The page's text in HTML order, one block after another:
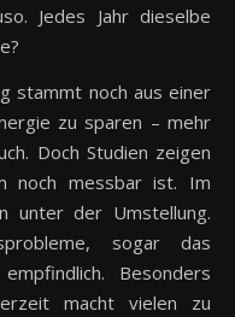
Jedes Jahr dieselbe
stammt noch aus einer
zu sparen – mehr
Doch Studien zeigen
noch messbar ist. Im
unter der Umstellung.
sogar das
Besonders
macht vielen zu